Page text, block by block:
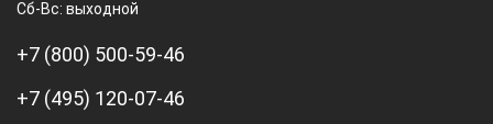
Продолжительность работы
Сб-Вс: выходной
+7 (800) 500-59-46
+7 (495) 120-07-46